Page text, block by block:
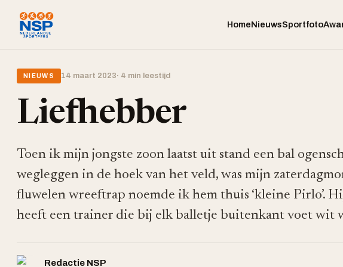
HomeNieuwsSportfoto
NIEUWS 14 maart 2023· 4 min leestijd
Liefhebber
Toen ik mijn jongste zoon laatst uit stand een bal
wegleggen in de hoek van het veld, was mijn
fluwelen wreeftrap noemde ik hem thuis ‘kleine Pirlo’.
heeft een trainer die bij elk balletje buitenkant voet wit
Redactie NSP